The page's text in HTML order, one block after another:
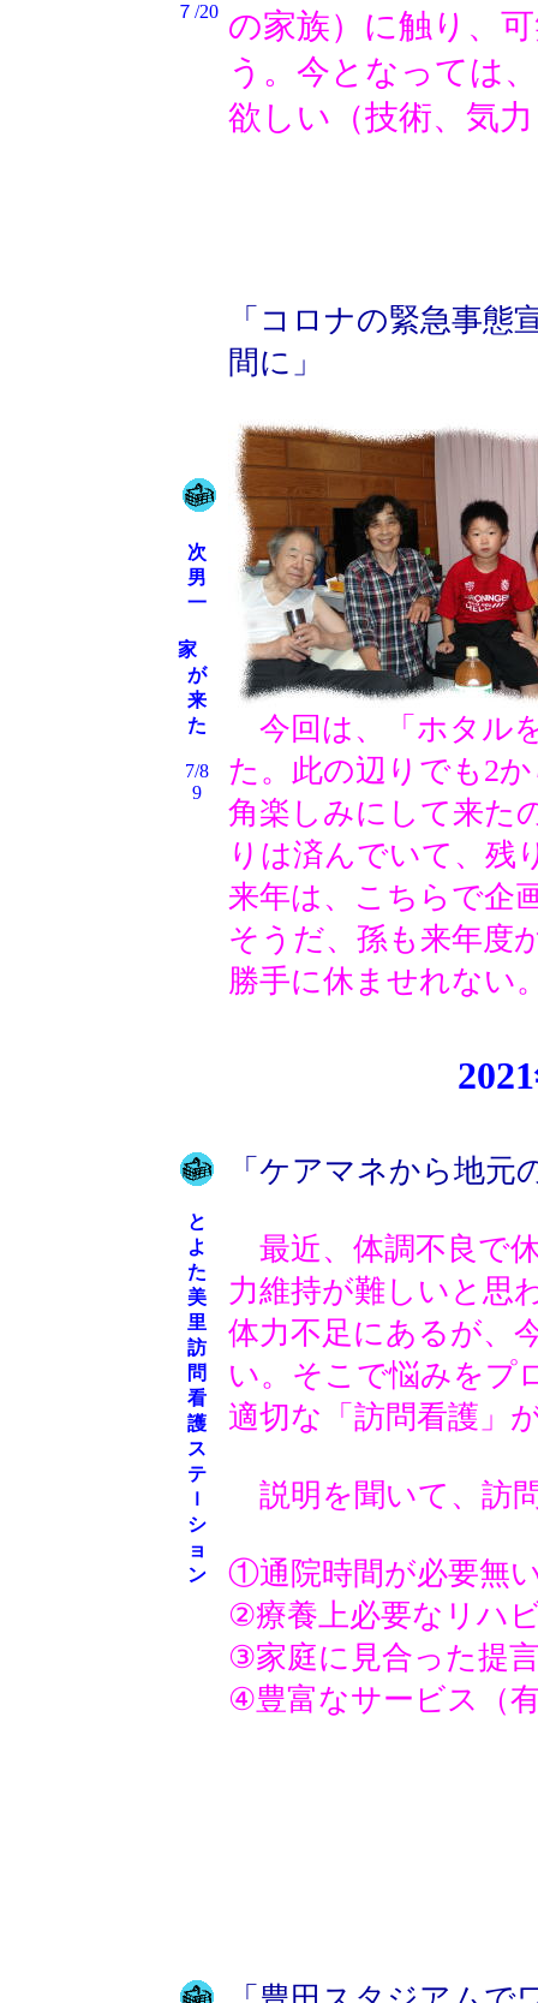
７/20 の家族）に触り、
う。今となっては
欲しい（技術、気
次
男
一
家
が
来
た
7/8
9
「コロナの緊急事態
間に」
今回は、「ホタル
た。此の辺りでも2
角楽しみにして来た
りは済んでいて、残
来年は、こちらで企
そうだ、孫も来年度
勝手に休ませれない
と
よ
た
美
里
訪
問
看
護
ス
テ
ｌ
シ
ョ
ン
「ケアマネから地元
最近、体調不良で
力維持が難しいと思
体力不足にあるが、
い。そこで悩みをプ
適切な「訪問看護」
説明を聞いて、訪
①通院時間が必要無
②療養上必要なリハ
③家庭に見合った提
④豊富なサービス（